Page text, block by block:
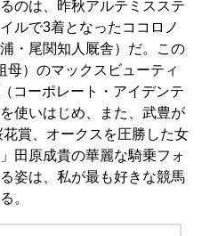
のは、昨秋アルテミスステ
ルで3着となったココロノ
・尾関知人厩舎）だ。この
母）のマックスビューティ
コーポレート・アイデンテ
使いはじめ、また、武豊が
賞、オークスを圧勝した女
田原成貴の華麗な騎乗フォ
姿は、私が最も好きな競馬
。